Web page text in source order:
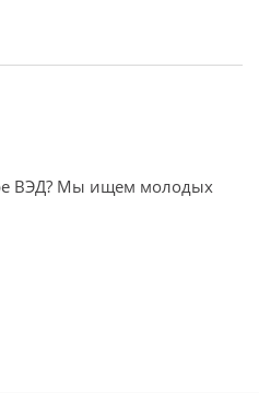
ВЭД? Мы ищем молодых